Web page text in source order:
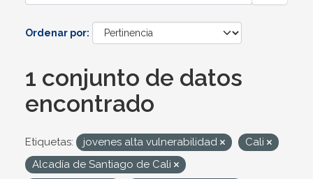
Ordenar por
1 conjunto de datos
encontrado
Etiquetas: jovenes alta vulnerabilidad
Cali
Alcadía de Santiago de Cali